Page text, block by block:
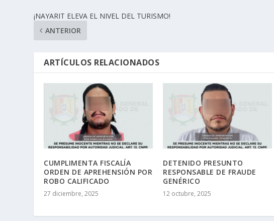
¡NAYARIT ELEVA EL NIVEL DEL TURISMO!
ANTERIOR
ARTÍCULOS RELACIONADOS
CUMPLIMENTA FISCALÍA
ORDEN DE APREHENSIÓN POR
ROBO CALIFICADO
27 diciembre, 2025
DETENIDO PRESUNTO
RESPONSABLE DE FRAUDE
GENÉRICO
12 octubre, 2025